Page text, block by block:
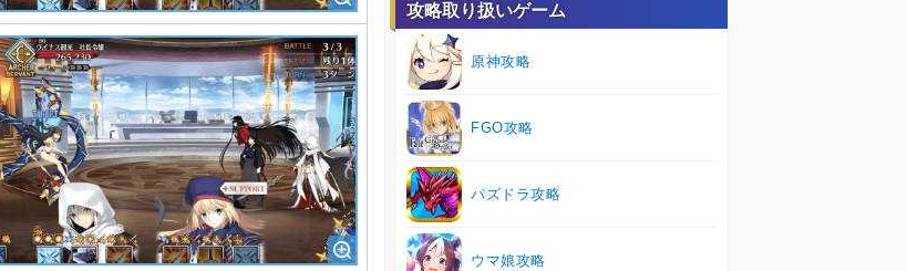
攻略取り扱いゲーム
原神攻略
FGO攻略
パズドラ攻略
ウマ娘攻略